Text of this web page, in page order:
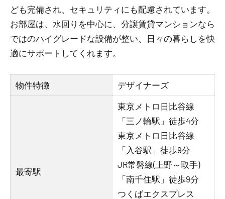
ども完備され、セキュリティにも配慮されています。
お部屋は、水回りを中心に、分譲賃貸マンションなら
ではのハイグレードな設備が整い、日々の暮らしを快
適にサポートしてくれます。
物件特徴 デザイナーズ
最寄駅
東京メトロ日比谷線
「三ノ輪駅」徒歩4分
東京メトロ日比谷線
「入谷駅」徒歩9分
JR常磐線(上野～取手)
「南千住駅」徒歩9分
つくばエクスプレス